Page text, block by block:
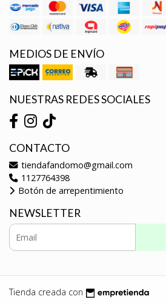
MEDIOS DE ENVÍO
NUESTRAS REDES SOCIALES
CONTACTO
tiendafandomo@gmail.com
1127764398
Botón de arrepentimiento
NEWSLETTER
Tienda creada con